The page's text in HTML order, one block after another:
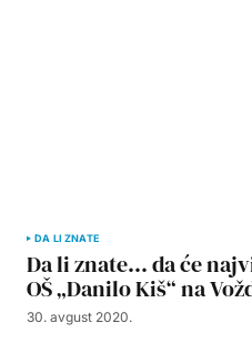
DA LI ZNATE
Da li znate… da će
OŠ „Danilo Kiš“ na
30. avgust 2020.